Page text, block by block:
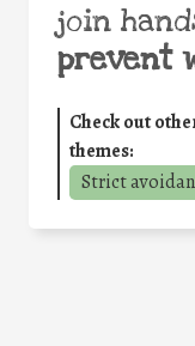
join
prevent
Check out
themes:
Strict